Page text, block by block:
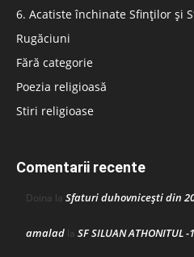
6. Acatiste închinate Sfinților și
Rugăciuni
Fără categorie
Poezia religioasă
Stiri religioase
Comentarii recente
Doina la Sfaturi duhovnicești din
amalad la SF SILUAN ATHONITUL -